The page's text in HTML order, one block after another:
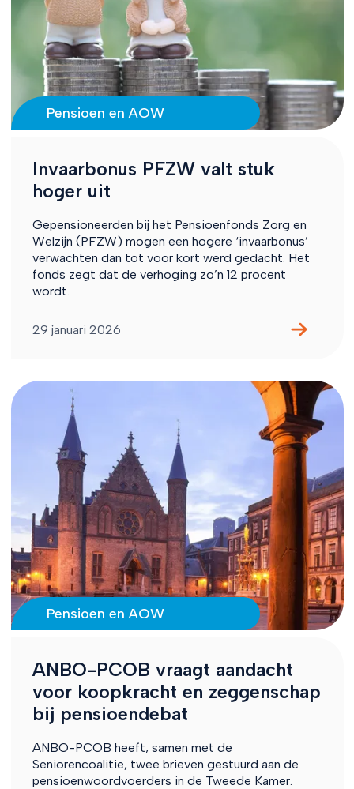
Pensioen en AOW
Invaarbonus PFZW valt stuk
hoger uit
Gepensioneerden bij het Pensioenfonds Zorg en
Welzijn (PFZW) mogen een hogere ‘invaarbonus’
verwachten dan tot voor kort werd gedacht. Het
fonds zegt dat de verhoging zo’n 12 procent
wordt.
29 januari 2026
Pensioen en AOW
ANBO-PCOB vraagt aandacht
voor koopkracht en zeggenschap
bij pensioendebat
ANBO-PCOB heeft, samen met de
Seniorencoalitie, twee brieven gestuurd aan de
pensioenwoordvoerders in de Tweede Kamer.